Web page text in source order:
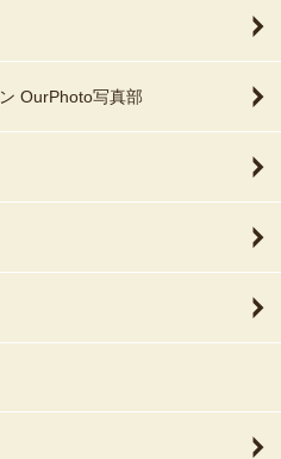
OurPhoto写真部